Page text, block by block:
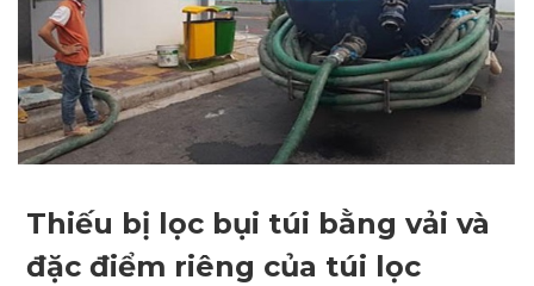
Thiếu bị lọc bụi túi bằng vải và
đặc điểm riêng của túi lọc